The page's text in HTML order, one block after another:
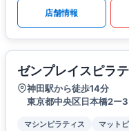
店舗情報
ゼンプレイスピラ
神田駅から徒歩14分
東京都中央区日本橋2ー
マシンピラティス マット